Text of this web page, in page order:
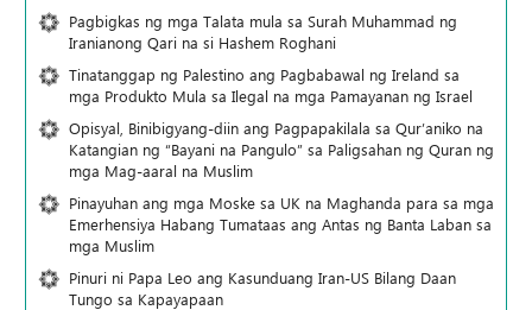
Pagbigkas ng mga Talata mula sa Surah Muhammad ng
Iranianong Qari na si Hashem Roghani
Tinatanggap ng Palestino ang Pagbabawal ng Ireland sa
mga Produkto Mula sa Ilegal na mga Pamayanan ng Israel
Opisyal, Binibigyang-diin ang Pagpapakilala sa Qur’aniko na
Katangian ng “Bayani na Pangulo” sa Paligsahan ng Quran ng
mga Mag-aaral na Muslim
Pinayuhan ang mga Moske sa UK na Maghanda para sa mga
Emerhensiya Habang Tumataas ang Antas ng Banta Laban sa
mga Muslim
Pinuri ni Papa Leo ang Kasunduang Iran-US Bilang Daan
Tungo sa Kapayapaan